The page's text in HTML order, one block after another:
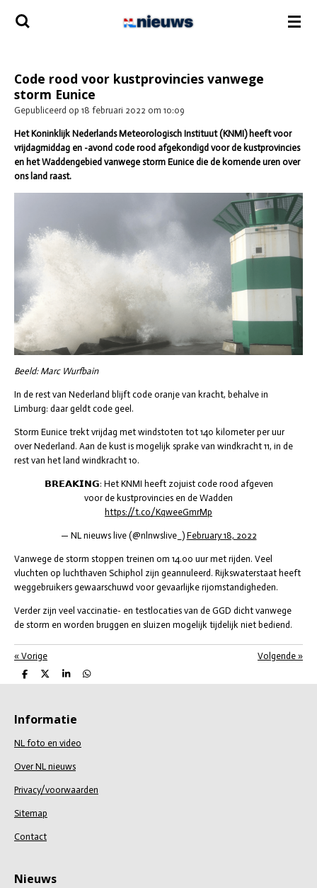
Ga
direct
Code rood voor kustprovincies vanwege
storm Eunice
Gepubliceerd op 18 februari 2022 om 10:09
Het Koninklijk Nederlands Meteorologisch Instituut (KNMI) heeft voor
vrijdagmiddag en -avond code rood afgekondigd voor de kustprovincies
en het Waddengebied vanwege storm Eunice die de komende uren over
ons land raast.
Beeld: Marc Wurfbain
In de rest van Nederland blijft code oranje van kracht, behalve in
Limburg: daar geldt code geel.
Storm Eunice trekt vrijdag met windstoten tot 140 kilometer per uur
over Nederland. Aan de kust is mogelijk sprake van windkracht 11, in de
rest van het land windkracht 10.
𝗕𝗥𝗘𝗔𝗞𝗜𝗡𝗚: Het KNMI heeft zojuist code rood afgeven
voor de kustprovincies en de Wadden
https://t.co/KqweeGmrMp
— NL nieuws live (@nlnwslive_) February 18, 2022
Vanwege de storm stoppen treinen om 14.00 uur met rijden. Veel
vluchten op luchthaven Schiphol zijn geannuleerd. Rijkswaterstaat heeft
weggebruikers gewaarschuwd voor gevaarlijke rijomstandigheden.
Verder zijn veel vaccinatie- en testlocaties van de GGD dicht vanwege
de storm en worden bruggen en sluizen mogelijk tijdelijk niet bediend.
« Vorige Volgende »
D
e
n
D
e
S
h
e
D
e
Informatie
NL foto en video
Over NL nieuws
Privacy/voorwaarden
Sitemap
Contact
Nieuws